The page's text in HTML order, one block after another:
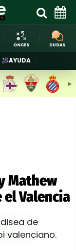
ONCES DUDAS
AYUDA
▶︎
Mathew
el Valencia
de
valenciano.